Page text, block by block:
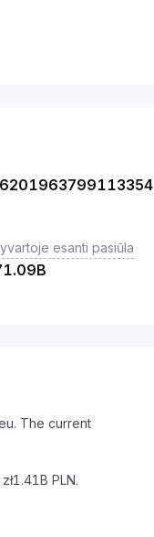
esanti pasiūla
The current
PLN.